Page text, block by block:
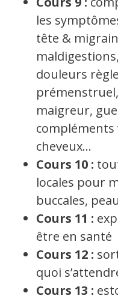
les
tête &
douleurs
maigreur,
compléments
cheveux…
Cours 10 :
locales pour
buccales,
Cours 11 :
être en santé
Cours 12 :
quoi
Cours 13 :